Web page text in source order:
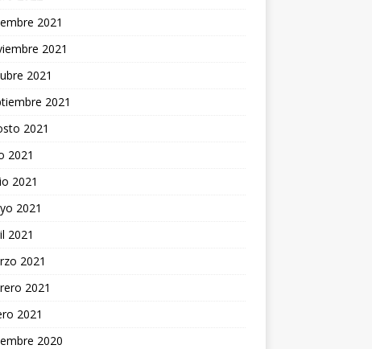
2021
2021
2021
2021
2021
2021
2021
2021
2021
2021
2021
2021
2020